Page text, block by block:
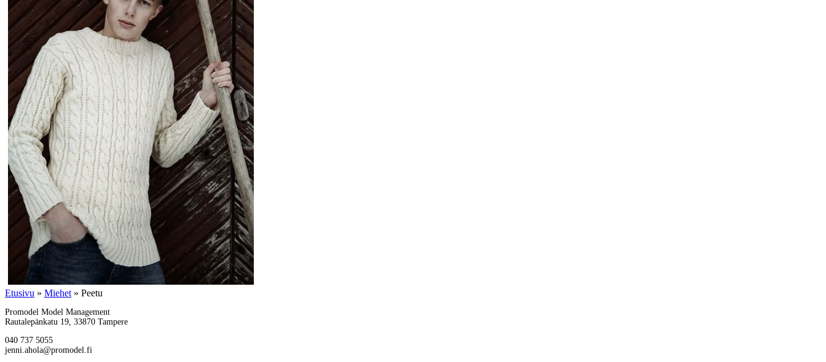
Etusivu » Miehet » Peetu
Promodel Model Management
Rautalepänkatu 19, 33870 Tampere
040 737 5055
jenni.ahola@promodel.fi